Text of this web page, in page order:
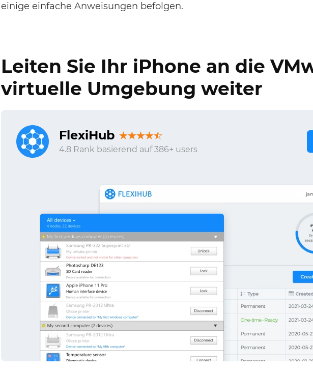
einige einfache Anweisungen befolgen.
Leiten Sie Ihr iPhone an die
virtuelle Umgebung weiter
FlexiHub
4.8 Rank basierend auf 386+ users